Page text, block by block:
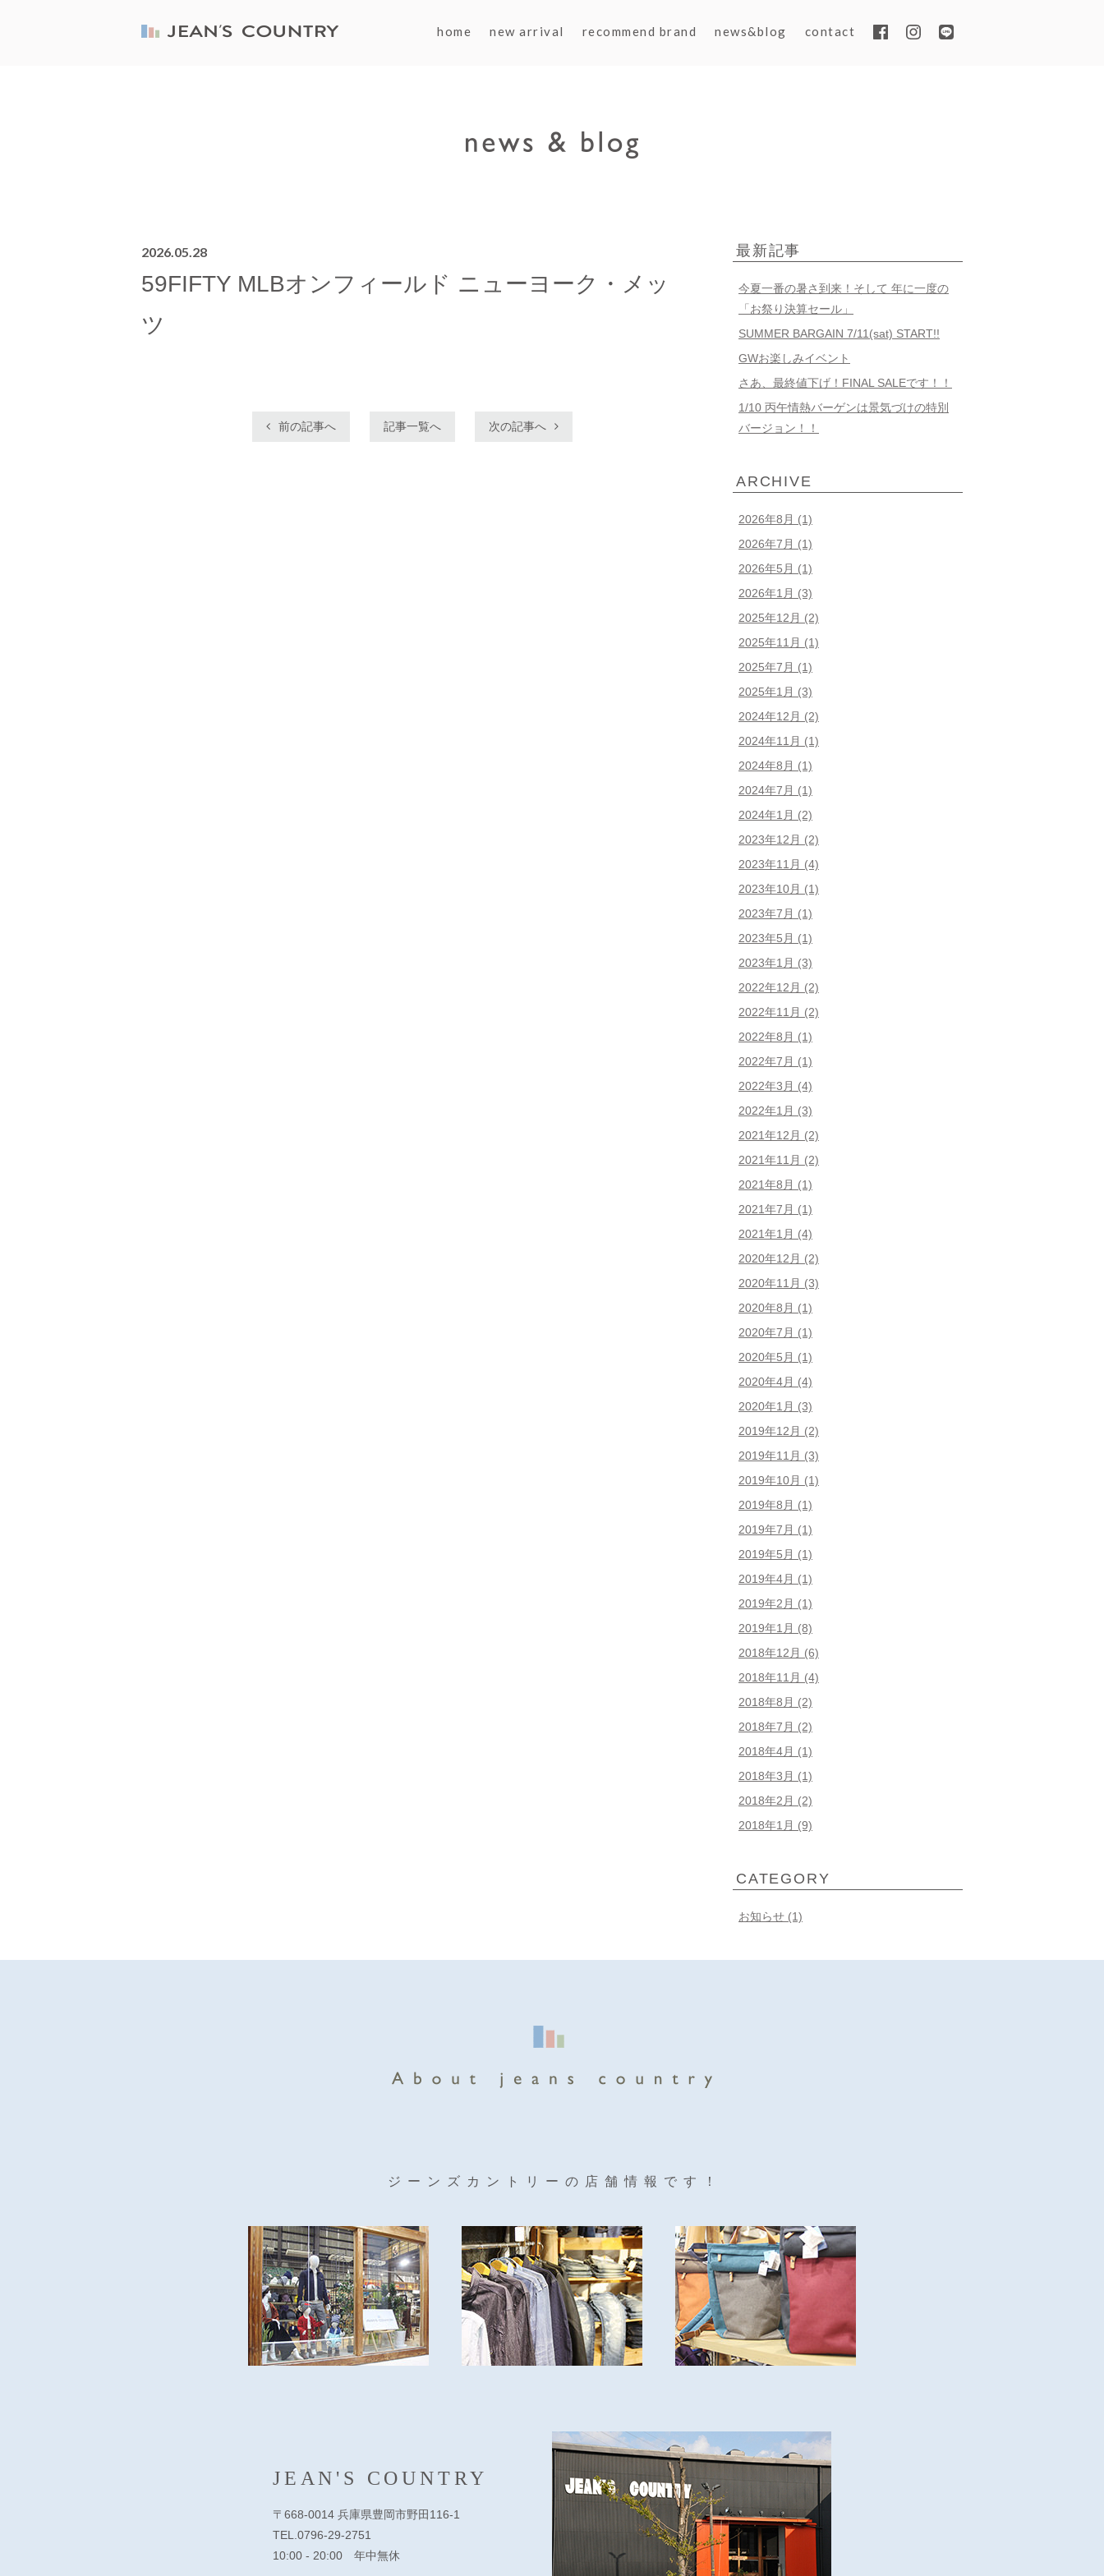
home new arrival recommend brand news&blog contact
2026.05.28
59FIFTY MLBオンフィールド ニューヨーク・メッ
ツ
前の記事へ 記事一覧へ 次の記事へ
最新記事
今夏一番の暑さ到来！そして 年に一度の
「お祭り決算セール」
SUMMER BARGAIN 7/11(sat) START!!
GWお楽しみイベント
さあ、最終値下げ！FINAL SALEです！！
1/10 丙午情熱バーゲンは景気づけの特別
バージョン！！
ARCHIVE
2026年8月 (1)
2026年7月 (1)
2026年5月 (1)
2026年1月 (3)
2025年12月 (2)
2025年11月 (1)
2025年7月 (1)
2025年1月 (3)
2024年12月 (2)
2024年11月 (1)
2024年8月 (1)
2024年7月 (1)
2024年1月 (2)
2023年12月 (2)
2023年11月 (4)
2023年10月 (1)
2023年7月 (1)
2023年5月 (1)
2023年1月 (3)
2022年12月 (2)
2022年11月 (2)
2022年8月 (1)
2022年7月 (1)
2022年3月 (4)
2022年1月 (3)
2021年12月 (2)
2021年11月 (2)
2021年8月 (1)
2021年7月 (1)
2021年1月 (4)
2020年12月 (2)
2020年11月 (3)
2020年8月 (1)
2020年7月 (1)
2020年5月 (1)
2020年4月 (4)
2020年1月 (3)
2019年12月 (2)
2019年11月 (3)
2019年10月 (1)
2019年8月 (1)
2019年7月 (1)
2019年5月 (1)
2019年4月 (1)
2019年2月 (1)
2019年1月 (8)
2018年12月 (6)
2018年11月 (4)
2018年8月 (2)
2018年7月 (2)
2018年4月 (1)
2018年3月 (1)
2018年2月 (2)
2018年1月 (9)
CATEGORY
お知らせ (1)
ジーンズカントリーの店舗情報です！
JEAN'S COUNTRY
〒668-0014 兵庫県豊岡市野田116-1
TEL.0796-29-2751
10:00 - 20:00 年中無休